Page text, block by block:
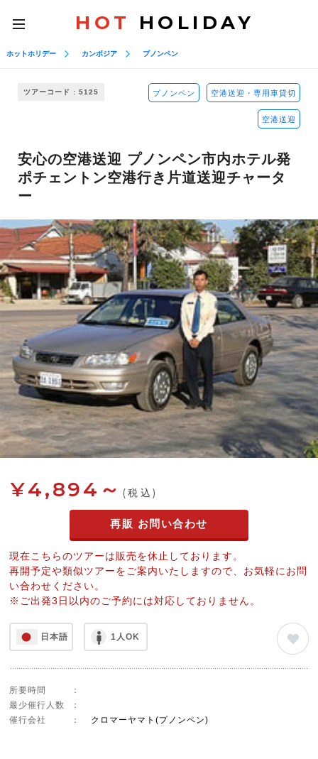
toggle
navigation
HOT HOLIDAY
ホットホリデー カンボジア プノンペン
ツアーコード : 5125 プノンペン 空港送迎・専用車貸切
空港送迎
安心の空港送迎 プノンペン市内ホテル発
ポチェントン空港行き片道送迎チャータ
ー
¥4,894～ (税込)
再販 お問い合わせ
現在こちらのツアーは販売を休止しております。
再開予定や類似ツアーをご案内いたしますので、お気軽にお問
い合わせください。
※ご出発3日以内のご予約には対応しておりません。
日本語 1人OK
所要時間
：
最少催行人数
：
催行会社
： クロマーヤマト(プノンペン)